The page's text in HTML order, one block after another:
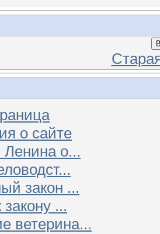
о сайте
о...
закон ...
...
ветерина...